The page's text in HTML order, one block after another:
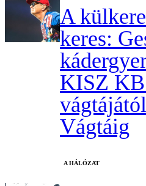
A
keres:
KISZ
Vágtáig
A HÁLÓZAT